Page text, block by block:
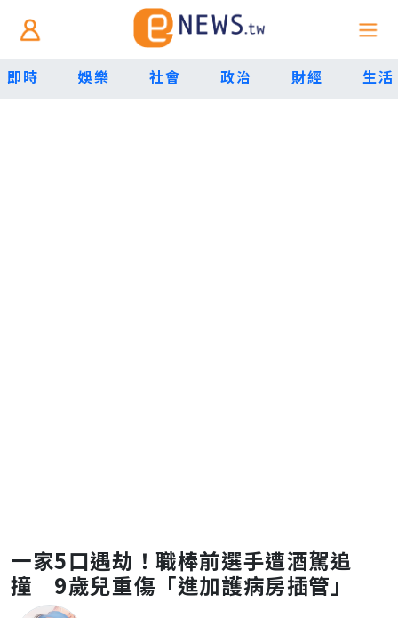
即時 娛樂 社會 政治 財經 生活
一家5口遇劫！職棒前選手遭酒駕追
撞 9歲兒重傷「進加護病房插管」